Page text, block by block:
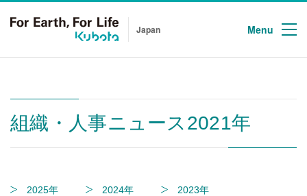
Japan Menu
組織・人事ニュース2021年
2025年 2024年 2023年